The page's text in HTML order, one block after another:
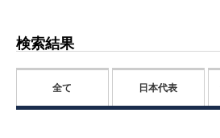
検索結果
全て 日本代表